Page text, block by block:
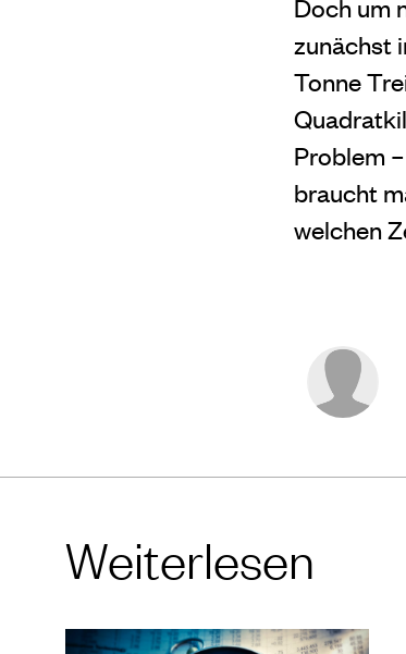
Doch um
zunächst
Tonne
Problem
braucht
welchen
Weiterlesen